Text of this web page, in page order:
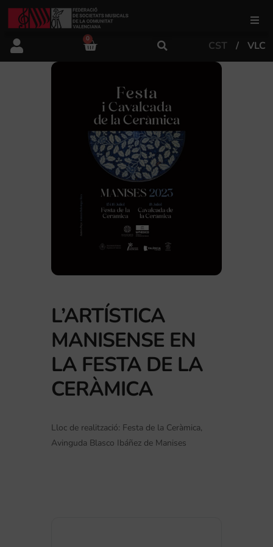
FSMCV
0
CST VLC
L’ARTÍSTICA
MANISENSE EN
LA FESTA DE LA
CERÀMICA
Lloc de realització: Festa de la Ceràmica,
Avinguda Blasco Ibáñez de Manises